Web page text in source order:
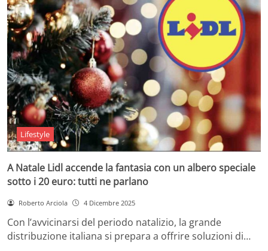
Lifestyle
A Natale Lidl accende la fantasia con un albero speciale
sotto i 20 euro: tutti ne parlano
Roberto Arciola 4 Dicembre 2025
Con l’avvicinarsi del periodo natalizio, la grande
distribuzione italiana si prepara a offrire soluzioni di…